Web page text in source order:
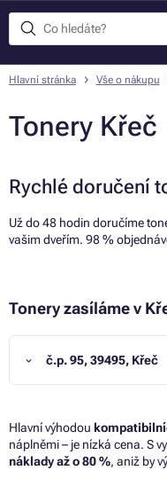
Hlavní stránka Vše o nákupu
Tonery Křeč
Rychlé doručení
Už do 48 hodin doručíme
vašim dveřím. 98 %
Tonery zasíláme v
č.p. 95, 39495, Křeč
Hlavní výhodou
náplněmi – je nízká cena. S
náklady až o 80 %, aniž by